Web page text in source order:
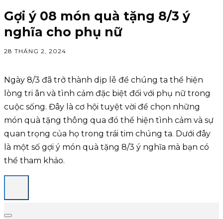
Gợi ý 08 món quà tặng 8/3 ý
nghĩa cho phụ nữ
28 THÁNG 2, 2024
Ngày 8/3 đã trở thành dịp lễ để chúng ta thể hiện
lòng tri ân và tình cảm đặc biệt đối với phụ nữ trong
cuộc sống. Đây là cơ hội tuyệt vời để chọn những
món quà tặng thông qua đó thể hiện tình cảm và sự
quan trọng của họ trong trái tim chúng ta. Dưới đây
là một số gợi ý món quà tặng 8/3 ý nghĩa mà bạn có
thể tham khảo.